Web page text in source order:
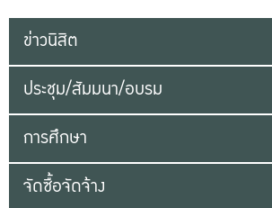
ข่าวนิสิต
ประชุม/สัมมนา/อบรม
การศึกษา
จัดซื้อจัดจ้าง